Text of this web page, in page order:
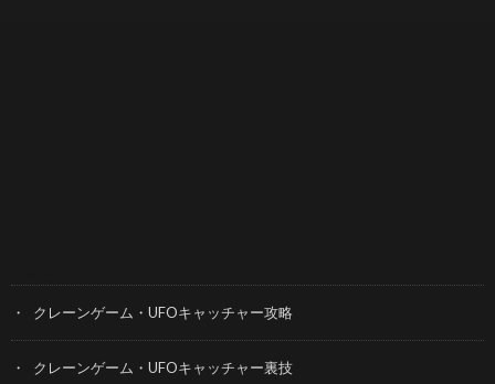
クレーンゲーム・UFOキャッチャー攻略
クレーンゲーム・UFOキャッチャー裏技